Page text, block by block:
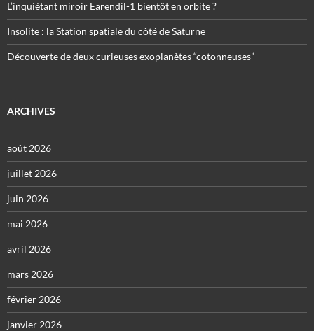
L’inquiétant miroir Eärendil-1 bientôt en orbite ?
Insolite : la Station spatiale du côté de Saturne
Découverte de deux curieuses exoplanètes “cotonneuses”
ARCHIVES
août 2026
juillet 2026
juin 2026
mai 2026
avril 2026
mars 2026
février 2026
janvier 2026